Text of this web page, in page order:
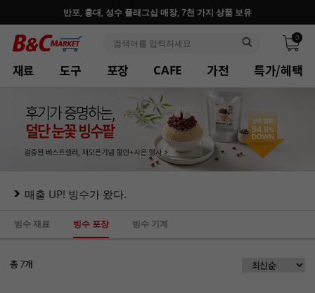
반포, 홍대, 성수 플래그십 매장, 7천 가지 상품 보유
0
재료 도구 포장 CAFE 가전 특가/혜택
매출 UP! 빙수가 왔다.
빙수 재료 빙수 포장 빙수 기계
총 7개